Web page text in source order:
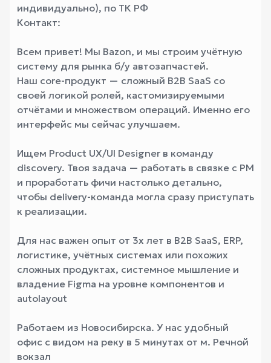
индивидуально), по ТК РФ
Контакт:
Всем привет! Мы Bazon, и мы строим учётную
систему для рынка б/у автозапчастей.
Наш core-продукт — сложный B2B SaaS со
своей логикой ролей, кастомизируемыми
отчётами и множеством операций. Именно его
интерфейс мы сейчас улучшаем.
Ищем Product UX/UI Designer в команду
discovery. Твоя задача — работать в связке с PM
и проработать фичи настолько детально,
чтобы delivery-команда могла сразу приступать
к реализации.
Для нас важен опыт от 3х лет в B2B SaaS, ERP,
логистике, учётных системах или похожих
сложных продуктах, системное мышление и
владение Figma на уровне компонентов и
autolayout
Работаем из Новосибирска. У нас удобный
офис с видом на реку в 5 минутах от м. Речной
вокзал